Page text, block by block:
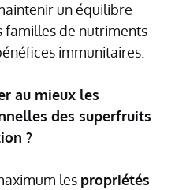
un équilibre
familles de nutriments
immunitaires.
au mieux les
des superfruits
?
les propriétés